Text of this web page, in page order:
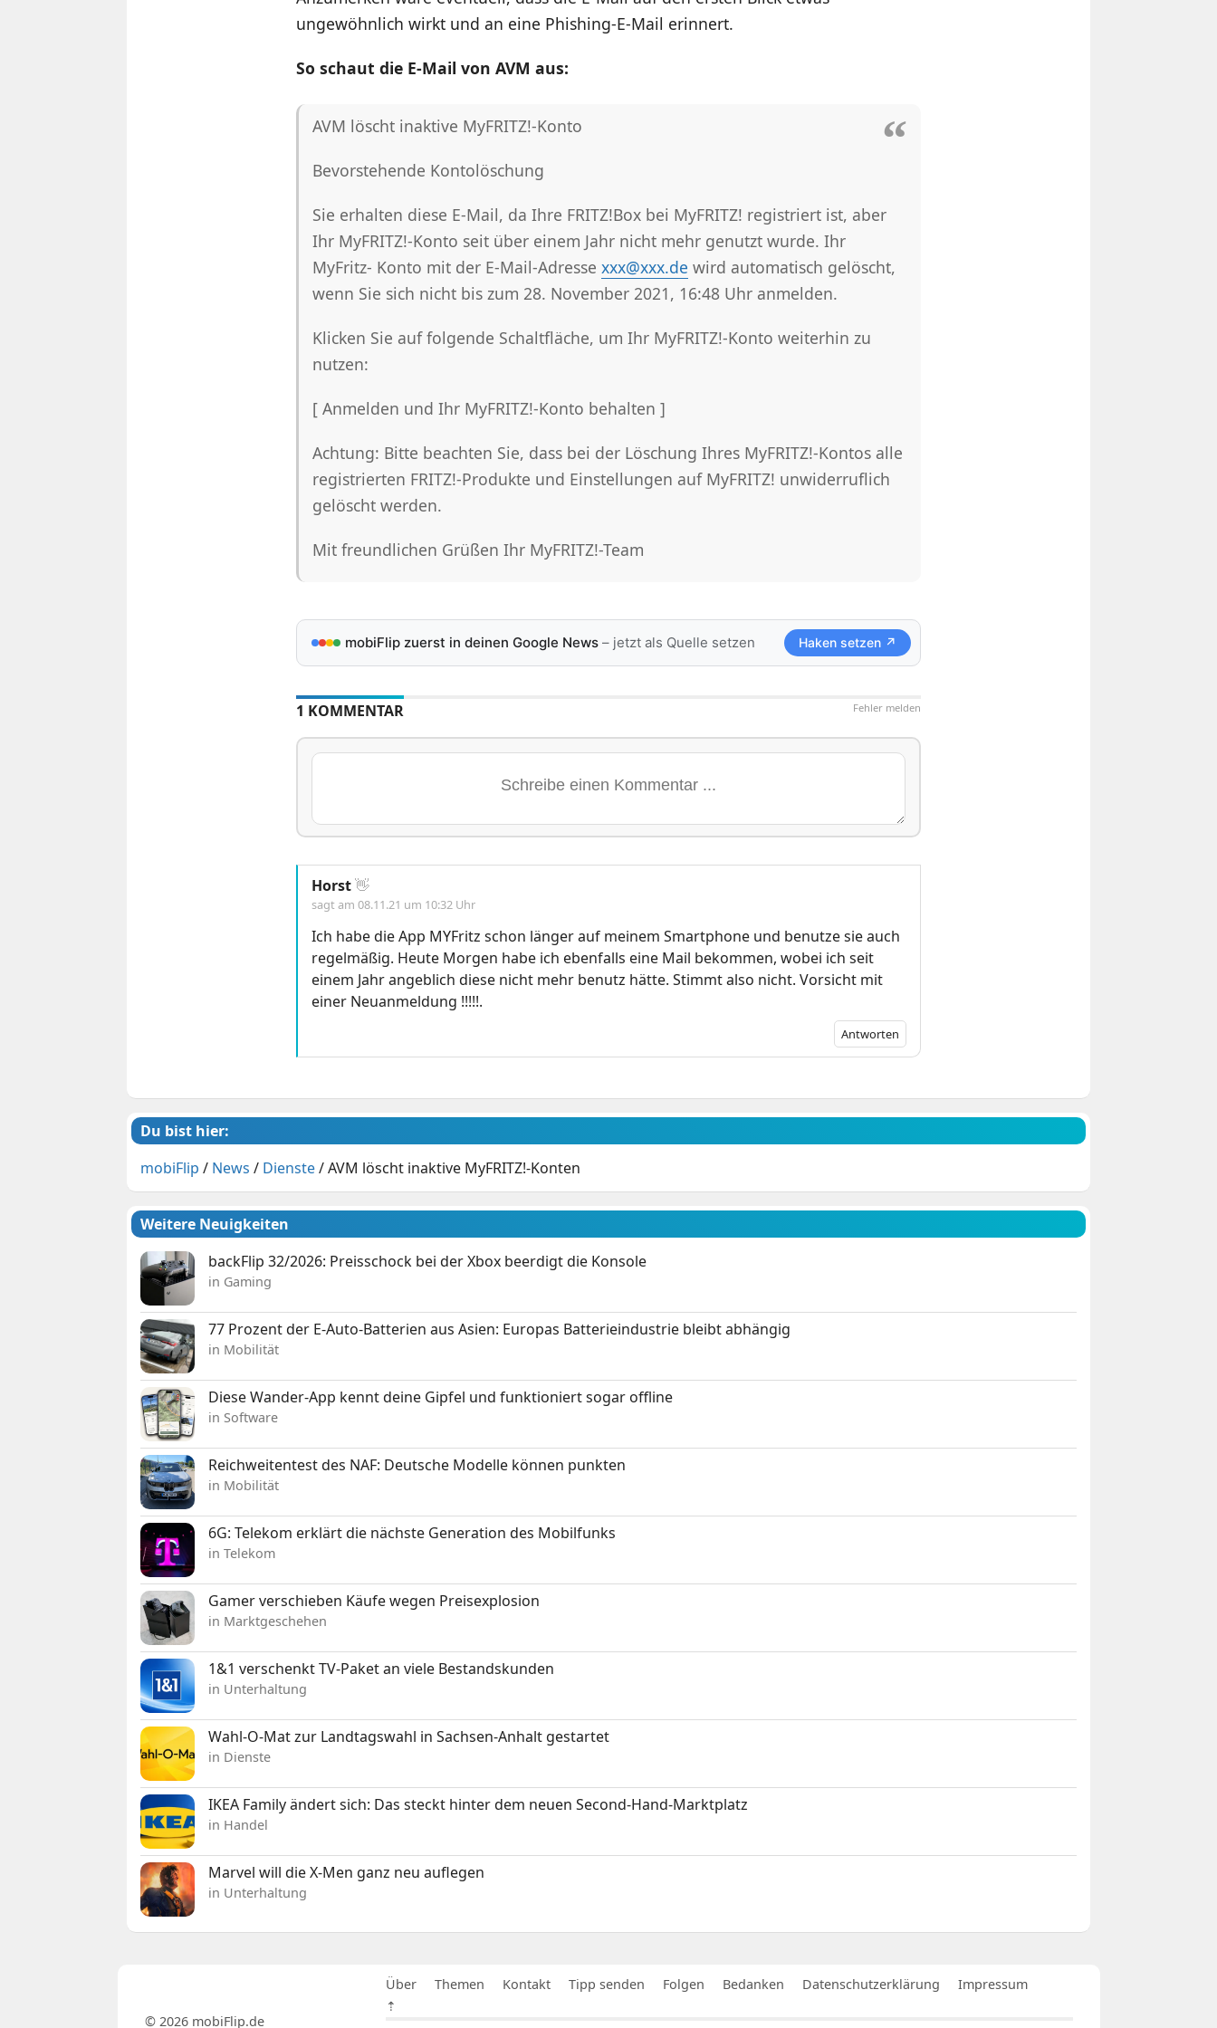
ungewöhnlich wirkt und an eine Phishing-E-Mail erinnert.
So schaut die E-Mail von AVM aus:
AVM löscht inaktive MyFRITZ!-Konto
Bevorstehende Kontolöschung
Sie erhalten diese E-Mail, da Ihre FRITZ!Box bei MyFRITZ! registriert ist, aber
Ihr MyFRITZ!-Konto seit über einem Jahr nicht mehr genutzt wurde. Ihr
MyFritz- Konto mit der E-Mail-Adresse xxx@xxx.de wird automatisch gelöscht,
wenn Sie sich nicht bis zum 28. November 2021, 16:48 Uhr anmelden.
Klicken Sie auf folgende Schaltfläche, um Ihr MyFRITZ!-Konto weiterhin zu
nutzen:
[ Anmelden und Ihr MyFRITZ!-Konto behalten ]
Achtung: Bitte beachten Sie, dass bei der Löschung Ihres MyFRITZ!-Kontos alle
registrierten FRITZ!-Produkte und Einstellungen auf MyFRITZ! unwiderruflich
gelöscht werden.
Mit freundlichen Grüßen Ihr MyFRITZ!-Team
mobiFlip zuerst in deinen Google News– jetzt als Quelle setzen Haken setzen ↗
Fehler melden
1 KOMMENTAR
Horst👋
sagt am 08.11.21 um 10:32 Uhr
Ich habe die App MYFritz schon länger auf meinem Smartphone und benutze sie auch
regelmäßig. Heute Morgen habe ich ebenfalls eine Mail bekommen, wobei ich seit
einem Jahr angeblich diese nicht mehr benutz hätte. Stimmt also nicht. Vorsicht mit
einer Neuanmeldung !!!!!.
Antworten
Du bist hier:
mobiFlip / News / Dienste/AVM löscht inaktive MyFRITZ!-Konten
Weitere Neuigkeiten
backFlip 32/2026: Preisschock bei der Xbox beerdigt die Konsole
in Gaming
77 Prozent der E-Auto-Batterien aus Asien: Europas Batterieindustrie bleibt abhängig
in Mobilität
Diese Wander-App kennt deine Gipfel und funktioniert sogar offline
in Software
Reichweitentest des NAF: Deutsche Modelle können punkten
in Mobilität
6G: Telekom erklärt die nächste Generation des Mobilfunks
in Telekom
Gamer verschieben Käufe wegen Preisexplosion
in Marktgeschehen
1&1 verschenkt TV-Paket an viele Bestandskunden
in Unterhaltung
Wahl-O-Mat zur Landtagswahl in Sachsen-Anhalt gestartet
in Dienste
IKEA Family ändert sich: Das steckt hinter dem neuen Second-Hand-Marktplatz
in Handel
Marvel will die X-Men ganz neu auflegen
in Unterhaltung
Über Themen Kontakt Tipp senden Folgen Bedanken Datenschutzerklärung
Impressum
⇡
© 2026 mobiFlip.de